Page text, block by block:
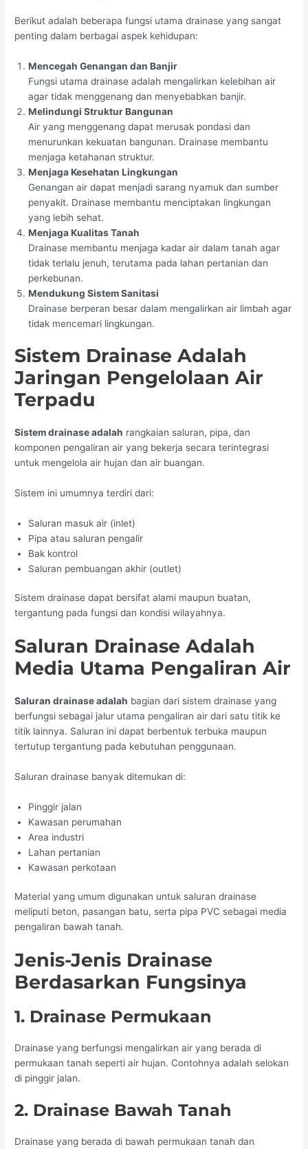
Berikut adalah beberapa fungsi utama drainase yang sangat
penting dalam berbagai aspek kehidupan:
Mencegah Genangan dan Banjir
Fungsi utama drainase adalah mengalirkan kelebihan air
agar tidak menggenang dan menyebabkan banjir.
Melindungi Struktur Bangunan
Air yang menggenang dapat merusak pondasi dan
menurunkan kekuatan bangunan. Drainase membantu
menjaga ketahanan struktur.
Menjaga Kesehatan Lingkungan
Genangan air dapat menjadi sarang nyamuk dan sumber
penyakit. Drainase membantu menciptakan lingkungan
yang lebih sehat.
Menjaga Kualitas Tanah
Drainase membantu menjaga kadar air dalam tanah agar
tidak terlalu jenuh, terutama pada lahan pertanian dan
perkebunan.
Mendukung Sistem Sanitasi
Drainase berperan besar dalam mengalirkan air limbah agar
tidak mencemari lingkungan.
Sistem Drainase Adalah
Jaringan Pengelolaan Air
Terpadu
Sistem drainase adalah rangkaian saluran, pipa, dan
komponen pengaliran air yang bekerja secara terintegrasi
untuk mengelola air hujan dan air buangan.
Sistem ini umumnya terdiri dari:
Saluran masuk air (inlet)
Pipa atau saluran pengalir
Bak kontrol
Saluran pembuangan akhir (outlet)
Sistem drainase dapat bersifat alami maupun buatan,
tergantung pada fungsi dan kondisi wilayahnya.
Saluran Drainase Adalah
Media Utama Pengaliran Air
Saluran drainase adalah bagian dari sistem drainase yang
berfungsi sebagai jalur utama pengaliran air dari satu titik ke
titik lainnya. Saluran ini dapat berbentuk terbuka maupun
tertutup tergantung pada kebutuhan penggunaan.
Saluran drainase banyak ditemukan di:
Pinggir jalan
Kawasan perumahan
Area industri
Lahan pertanian
Kawasan perkotaan
Material yang umum digunakan untuk saluran drainase
meliputi beton, pasangan batu, serta pipa PVC sebagai media
pengaliran bawah tanah.
Jenis-Jenis Drainase
Berdasarkan Fungsinya
1. Drainase Permukaan
Drainase yang berfungsi mengalirkan air yang berada di
permukaan tanah seperti air hujan. Contohnya adalah selokan
di pinggir jalan.
2. Drainase Bawah Tanah
Drainase yang berada di bawah permukaan tanah dan